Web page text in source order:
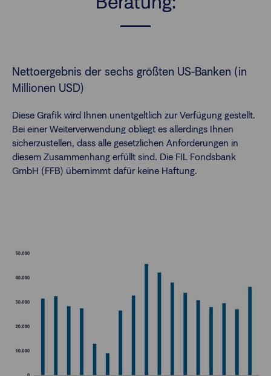
Nettoergebnis der sechs größten US-Banken (in
Millionen USD)
Diese Grafik wird Ihnen unentgeltlich zur Verfügung gestellt.
Bei einer Weiterverwendung obliegt es allerdings Ihnen
sicherzustellen, dass alle gesetzlichen Anforderungen in
diesem Zusammenhang erfüllt sind. Die FIL Fondsbank
GmbH (FFB) übernimmt dafür keine Haftung.